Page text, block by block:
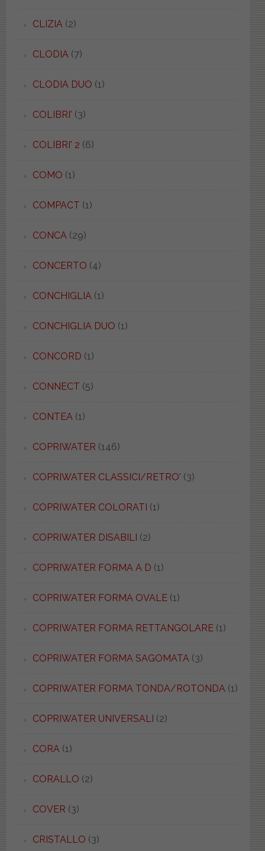
CLIZIA (2)
CLODIA (7)
CLODIA DUO (1)
COLIBRI' (3)
COLIBRI' 2 (6)
COMO (1)
COMPACT (1)
CONCA (29)
CONCERTO (4)
CONCHIGLIA (1)
CONCHIGLIA DUO (1)
CONCORD (1)
CONNECT (5)
CONTEA (1)
COPRIWATER (146)
COPRIWATER CLASSICI/RETRO' (3)
COPRIWATER COLORATI (1)
COPRIWATER DISABILI (2)
COPRIWATER FORMA A D (1)
COPRIWATER FORMA OVALE(1)
COPRIWATER FORMA RETTANGOLARE(1)
COPRIWATER FORMA SAGOMATA (3)
COPRIWATER FORMA TONDA/ROTONDA (1)
COPRIWATER UNIVERSALI (2)
CORA (1)
CORALLO (2)
COVER (3)
CRISTALLO (3)